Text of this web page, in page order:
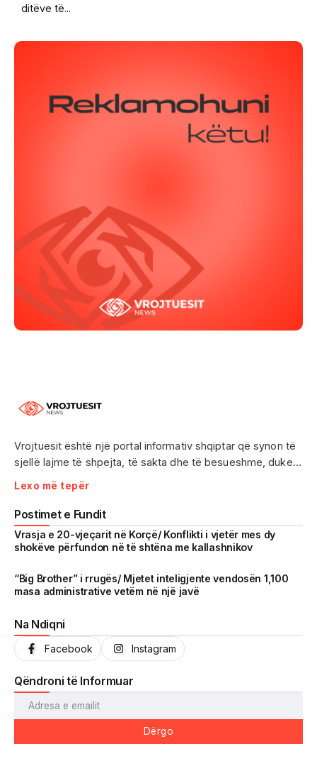
ditëve të...
Vrojtuesit është një portal informativ shqiptar që synon të
sjellë lajme të shpejta, të sakta dhe të besueshme, duke
treguar realitetin pa çensurë. Fokus i punës sonë janë
ngjarjet e aktualitetit, problematikat sociale, denoncimet
qytetare dhe zhvillimet që prekin drejtpërdrejt jetën e
përditshme të shqiptarëve.
arritura në një kohë shumë të shkurtër, Vrojtuesit është
kthyer në një zë të fortë informimi dhe një pasqyrë reale të
Lexo më tepër
Postimet e Fundit
Vrasja e 20-vjeçarit në Korçë/ Konflikti i vjetër mes dy
shokëve përfundon në të shtëna me kallashnikov
“Big Brother” i rrugës/ Mjetet inteligjente vendosën 1,100
masa administrative vetëm në një javë
Na Ndiqni
Facebook Instagram
Qëndroni të Informuar
Dërgo